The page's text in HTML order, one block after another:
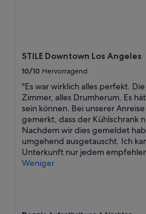
STILE Downtown Los Angeles
10/10 Hervorragend
"Es war wirklich alles perfekt.
Zimmer, alles Drumherum. Es
sein können. Bei unserer
gemerkt, dass der Kühlschrank
Nachdem wir dies gemeldet
umgehend ausgetauscht. Ich
Unterkunft nur jedem
Weniger